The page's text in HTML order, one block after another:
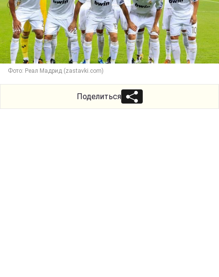
Фото: Реал Мадрид (zastavki.com)
Поделиться